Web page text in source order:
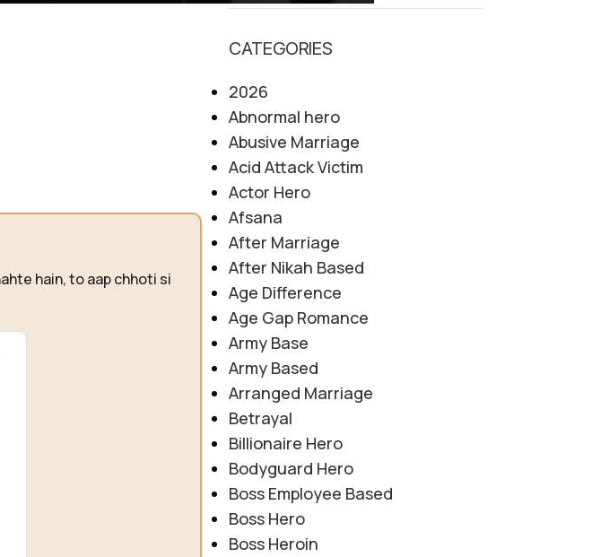
hain, to aap chhoti si
CATEGORIES
2026
Abnormal hero
Abusive Marriage
Acid Attack Victim
Actor Hero
Afsana
After Marriage
After Nikah Based
Age Difference
Age Gap Romance
Army Base
Army Based
Arranged Marriage
Betrayal
Billionaire Hero
Bodyguard Hero
Boss Employee Based
Boss Hero
Boss Heroin